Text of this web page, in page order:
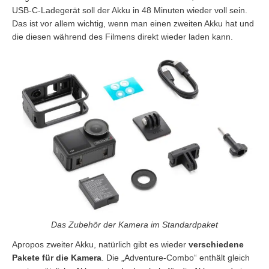
USB-C-Ladegerät soll der Akku in 48 Minuten wieder voll sein.
Das ist vor allem wichtig, wenn man einen zweiten Akku hat und
die diesen während des Filmens direkt wieder laden kann.
Das Zubehör der Kamera im Standardpaket
Apropos zweiter Akku, natürlich gibt es wieder verschiedene
Pakete für die Kamera . Die „Adventure-Combo“ enthält gleich